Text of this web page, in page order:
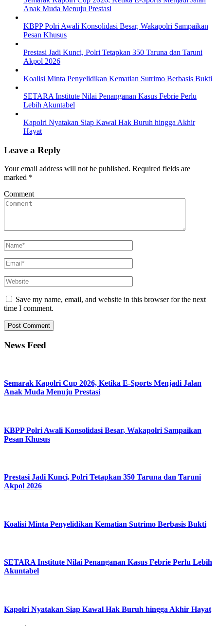
Anak Muda Menuju Prestasi
KBPP Polri Awali Konsolidasi Besar, Wakapolri Sampaikan
Pesan Khusus
Prestasi Jadi Kunci, Polri Tetapkan 350 Taruna dan Taruni
Akpol 2026
Koalisi Minta Penyelidikan Kematian Sutrimo Berbasis Bukti
SETARA Institute Nilai Penanganan Kasus Febrie Perlu
Lebih Akuntabel
Kapolri Nyatakan Siap Kawal Hak Buruh hingga Akhir
Hayat
Leave a Reply
Your email address will not be published. Required fields are
marked *
Comment
Save my name, email, and website in this browser for the next
time I comment.
News Feed
Semarak Kapolri Cup 2026, Ketika E-Sports Menjadi Jalan
Anak Muda Menuju Prestasi
KBPP Polri Awali Konsolidasi Besar, Wakapolri Sampaikan
Pesan Khusus
Prestasi Jadi Kunci, Polri Tetapkan 350 Taruna dan Taruni
Akpol 2026
Koalisi Minta Penyelidikan Kematian Sutrimo Berbasis Bukti
SETARA Institute Nilai Penanganan Kasus Febrie Perlu Lebih
Akuntabel
Kapolri Nyatakan Siap Kawal Hak Buruh hingga Akhir Hayat